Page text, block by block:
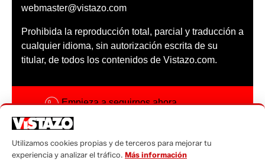
webmaster@vistazo.com
Prohibida la reproducción total, parcial y traducción a
cualquier idioma, sin autorización escrita de su
titular, de todos los contenidos de Vistazo.com.
Empieza a seguirnos ahora
Código ética
Utilizamos cookies propias y de terceros para mejorar tu
experiencia y analizar el tráfico. Más información